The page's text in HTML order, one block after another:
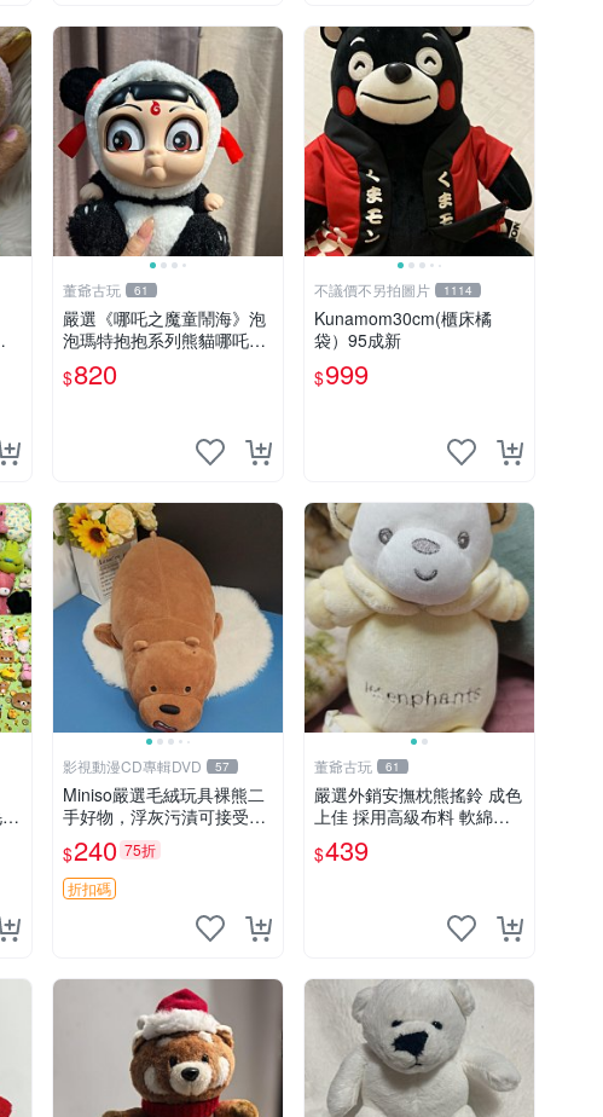
董爺古玩 61
嚴選《哪吒之魔童鬧海》泡
泡瑪特抱抱系列熊貓哪吒搪
膠臉毛絨， STATE：如圖顯
示 哪吒 毛絨公仔 泡泡瑪特
$820
不議價不另拍圖片 1114
Kunamom30cm(櫃床橘
袋）95成新
$999
影視動漫CD專輯DVD 57
Miniso嚴選毛絨玩具裸熊二
手好物，浮灰污漬可接受。
請詳閱照片再下單，售出不
退不換。全新品相收藏推
薦。 裸熊 毛絨玩具 收藏
$240 75折
折扣碼
董爺古玩 61
嚴選外銷安撫枕熊搖鈴 成色
上佳 採用高級布料 軟綿適
合收藏 安心選購 安撫枕 熊
玩具 搖鈴
$439